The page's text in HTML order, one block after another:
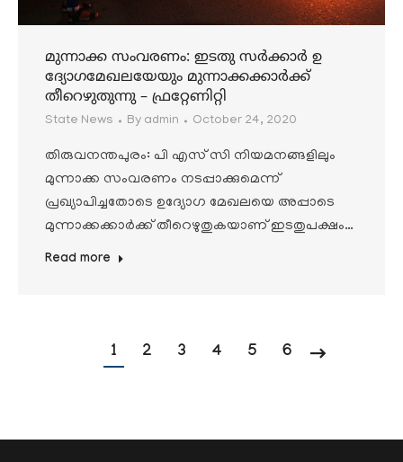
മുന്നാക്ക സംവരണം: ഇടതു സര്‍ക്കാര്‍ ഉ
ദ്യോഗമേഖലയേയും മുന്നാക്കക്കാര്‍ക്ക്
തീറെഴുതുന്നു – ഫ്രറ്റേണിറ്റി
State News By admin October 24, 2020
തിരുവനന്തപുരം: പി എസ് സി നിയമനങ്ങളിലും
മുന്നാക്ക സംവരണം നടപ്പാക്കുമെന്ന്
പ്രഖ്യാപിച്ചതോടെ ഉദ്യോഗ മേഖലയെ അപ്പാടെ
മുന്നാക്കക്കാര്‍ക്ക് തീറെഴുതുകയാണ് ഇടതുപക്ഷം…
Read more
1 2 3 4 5 6